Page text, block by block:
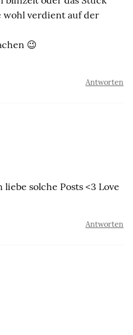
wohl verdient auf der
😉
Antworten
solche Posts <3 Love
Antworten